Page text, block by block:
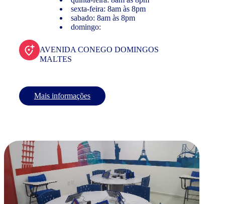
sexta-feira: 8am às 8pm
sabado: 8am às 8pm
domingo:
AVENIDA CONEGO DOMINGOS
MALTES
Mais informações